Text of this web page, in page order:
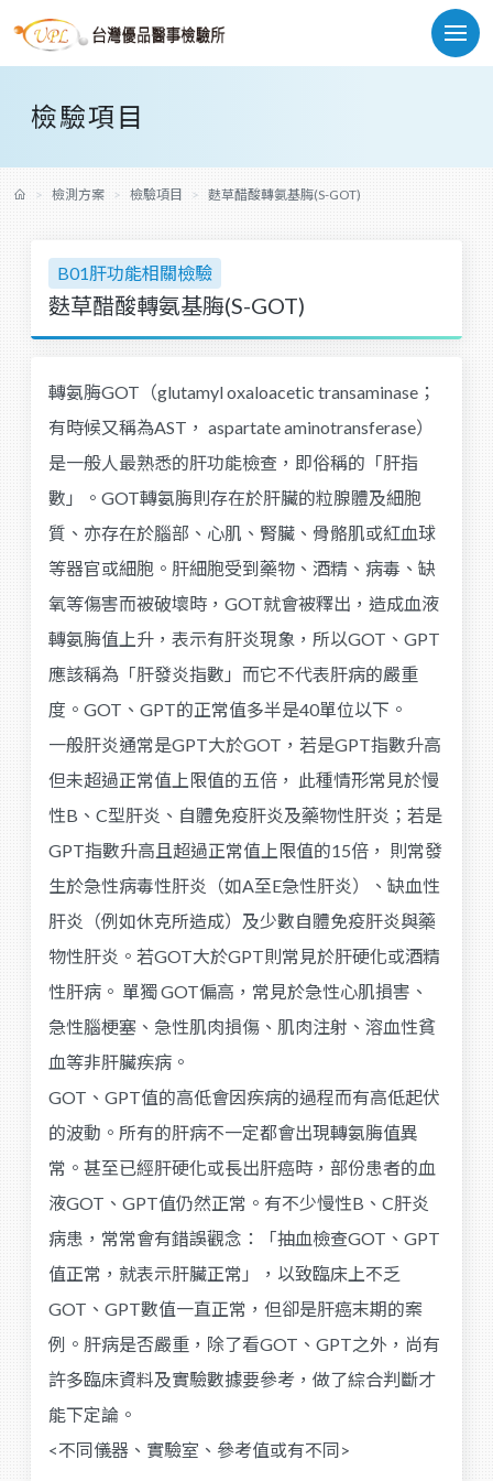
檢驗項目
檢測方案 檢驗項目 麩草醋酸轉氨基脢(S-GOT)
麩草醋酸轉氨基脢(S-GOT)
B01肝功能相關檢驗
轉氨脢GOT（glutamyl oxaloacetic transaminase；
有時候又稱為AST， aspartate aminotransferase）
是一般人最熟悉的肝功能檢查，即俗稱的「肝指
數」。GOT轉氨脢則存在於肝臟的粒腺體及細胞
質、亦存在於腦部、心肌、腎臟、骨骼肌或紅血球
等器官或細胞。肝細胞受到藥物、酒精、病毒、缺
氧等傷害而被破壞時，GOT就會被釋出，造成血液
轉氨脢值上升，表示有肝炎現象，所以GOT、GPT
應該稱為「肝發炎指數」而它不代表肝病的嚴重
度。GOT、GPT的正常值多半是40單位以下。
一般肝炎通常是GPT大於GOT，若是GPT指數升高
但未超過正常值上限值的五倍， 此種情形常見於慢
性B、C型肝炎、自體免疫肝炎及藥物性肝炎；若是
GPT指數升高且超過正常值上限值的15倍， 則常發
生於急性病毒性肝炎（如A至E急性肝炎）、缺血性
肝炎（例如休克所造成）及少數自體免疫肝炎與藥
物性肝炎。若GOT大於GPT則常見於肝硬化或酒精
性肝病。 單獨 GOT偏高，常見於急性心肌損害、
急性腦梗塞、急性肌肉損傷、肌肉注射、溶血性貧
血等非肝臟疾病。
GOT、GPT值的高低會因疾病的過程而有高低起伏
的波動。所有的肝病不一定都會出現轉氨脢值異
常。甚至已經肝硬化或長出肝癌時，部份患者的血
液GOT、GPT值仍然正常。有不少慢性B、C肝炎
病患，常常會有錯誤觀念：「抽血檢查GOT、GPT
值正常，就表示肝臟正常」，以致臨床上不乏
GOT、GPT數值一直正常，但卻是肝癌末期的案
例。肝病是否嚴重，除了看GOT、GPT之外，尚有
許多臨床資料及實驗數據要參考，做了綜合判斷才
能下定論。
<不同儀器、實驗室、參考值或有不同>